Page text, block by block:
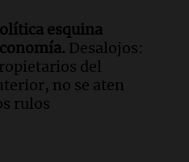
la inflación nacional
al 2,9% registrado
esquina
Desalojos:
del
no se aten
rulos